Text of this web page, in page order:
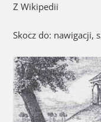
Z Wikipedii
Skocz do: nawigacji,